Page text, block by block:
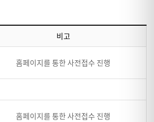
비고
홈페이지를 통한 사전접수 진행
홈페이지를 통한 사전접수 진행